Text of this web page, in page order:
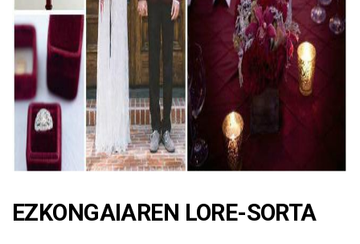
ad
EZKONGAIAREN LORE-SORTA